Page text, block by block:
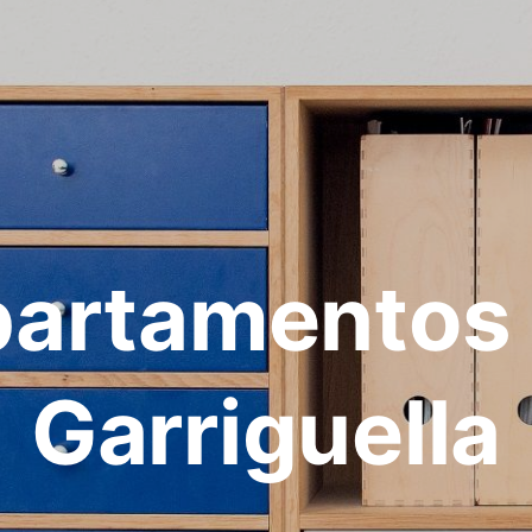
Garriguella